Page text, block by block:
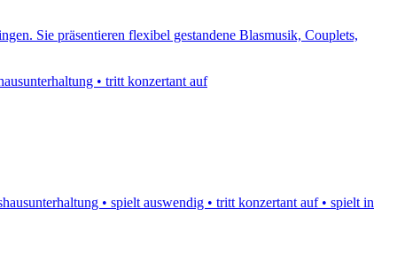
Sie präsentieren flexibel gestandene Blasmusik, Couplets,
• tritt konzertant auf
• spielt auswendig • tritt konzertant auf • spielt in